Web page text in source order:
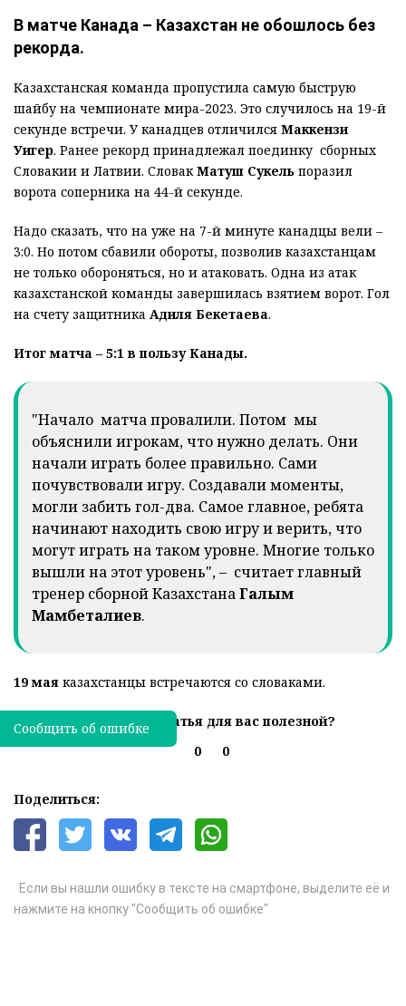
В матче Канада – Казахстан не обошлось без
рекорда.
Казахстанская команда пропустила самую быструю
шайбу на чемпионате мира-2023. Это случилось на 19-й
секунде встречи. У канадцев отличился Маккензи
Уигер. Ранее рекорд принадлежал поединку сборных
Словакии и Латвии. СловакМатуш Сукель поразил
ворота соперника на 44-й секунде.
Надо сказать, что на уже на 7-й минуте канадцы вели –
3:0. Но потом сбавили обороты, позволив казахстанцам
не только обороняться, но и атаковать. Одна из атак
казахстанской команды завершилась взятием ворот. Гол
на счету защитника Адиля Бекетаева.
Итог матча – 5:1 в пользу Канады.
"Начало матча провалили. Потом мы
объяснили игрокам, что нужно делать. Они
начали играть более правильно. Сами
почувствовали игру. Создавали моменты,
могли забить гол-два. Самое главное, ребята
начинают находить свою игру и верить, что
могут играть на таком уровне. Многие только
вышли на этот уровень", – считает главный
тренер сборной КазахстанаГалым
Мамбеталиев.
19 мая казахстанцы встречаются со словаками.
Была ли эта статья для вас полезной?
0
0
Поделиться:
Если вы нашли ошибку в тексте на смартфоне, выделите её и
нажмите на кнопку "Сообщить об ошибке"
Сообщить об ошибке